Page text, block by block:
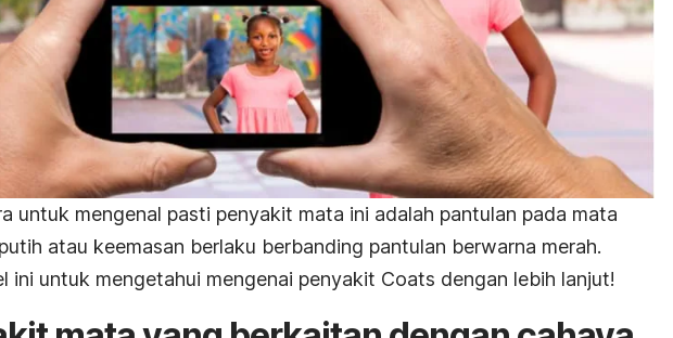
untuk mengenal pasti penyakit mata ini adalah pantulan pada mata
atau keemasan berlaku berbanding pantulan berwarna merah.
ini untuk mengetahui mengenai penyakit Coats dengan lebih lanjut!